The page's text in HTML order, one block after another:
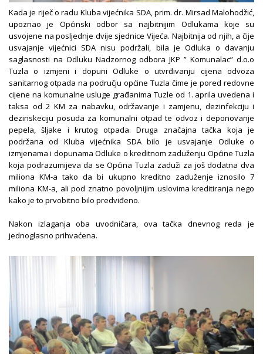
Kada je riječ o radu Kluba vijećnika SDA, prim. dr. Mirsad Malohodžić,
upoznao je Općinski odbor sa najbitnijim Odlukama koje su
usvojene na posljednje dvije sjednice Vijeća. Najbitnija od njih, a čije
usvajanje vijećnici SDA nisu podržali, bila je Odluka o davanju
saglasnosti na Odluku Nadzornog odbora JKP ” Komunalac” d.o.o
Tuzla o izmjeni i dopuni Odluke o utvrđivanju cijena odvoza
sanitarnog otpada na području općine Tuzla čime je pored redovne
cijene na komunalne usluge građanima Tuzle od 1. aprila uvedena i
taksa od 2 KM za nabavku, održavanje i zamjenu, dezinfekciju i
dezinskeciju posuda za komunalni otpad te odvoz i deponovanje
pepela, šljake i krutog otpada. Druga značajna tačka koja je
podržana od Kluba vijećnika SDA bilo je usvajanje Odluke o
izmjenama i dopunama Odluke o kreditnom zaduženju Općine Tuzla
koja podrazumijeva da se Općina Tuzla zaduži za još dodatna dva
miliona KM-a tako da bi ukupno kreditno zaduženje iznosilo 7
miliona KM-a, ali pod znatno povoljnijim uslovima kreditiranja nego
kako je to prvobitno bilo predviđeno.
Nakon izlaganja oba uvodničara, ova tačka dnevnog reda je
jednoglasno prihvaćena.